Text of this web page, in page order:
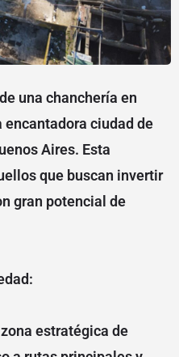
una chanchería en
ciudad de
Aires. Esta
que buscan invertir
gran potencial de
estratégica de